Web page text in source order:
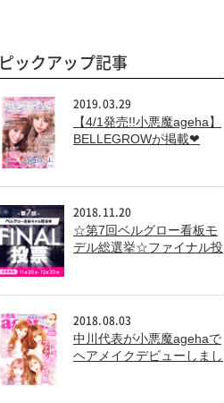
ピックアップ記事
2019.03.29
【4/1発売!!小悪魔ageha】
BELLEGROWが掲載❤
2018.11.20
☆第7回ベルグロー看板モ
デル総選挙☆ファイナル投
2018.08.03
中川代表が小悪魔agehaで
ヘアメイクデビューしまし